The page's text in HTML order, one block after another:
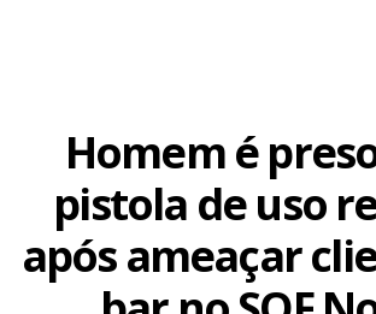
Homem é
pistola de uso
após ameaçar